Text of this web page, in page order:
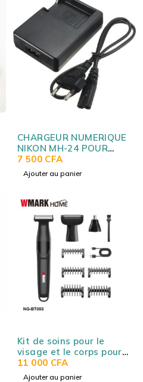
CHARGEUR NUMERIQUE
NIKON MH-24 POUR
BATTERIE NIKON EN-
EL14
7 500 CFA
Ajouter au panier
Kit de soins pour le
visage et le corps pour
hommes WMARK HOME
NG-BT003
11 000 CFA
Ajouter au panier